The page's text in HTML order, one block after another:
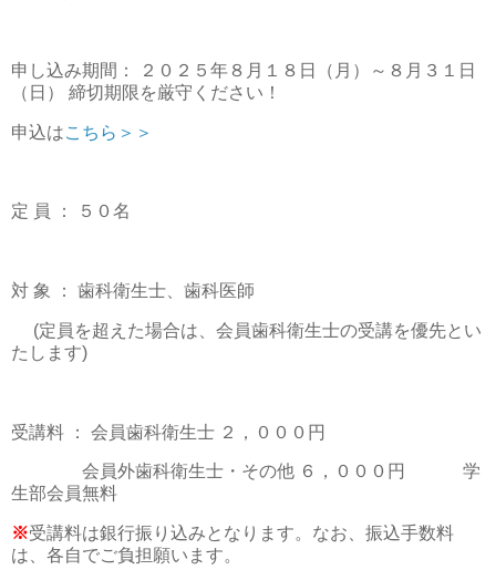
申し込み期間： ２０２５年８月１８日（月）～８月３１日
（日） 締切期限を厳守ください！
申込はこちら＞＞
定 員 ： ５０名
対 象 ： 歯科衛生士、歯科医師
(定員を超えた場合は、会員歯科衛生士の受講を優先とい
たします)
受講料 ： 会員歯科衛生士 ２，０００円
会員外歯科衛生士・その他 ６，０００円 学
生部会員無料
※受講料は銀行振り込みとなります。なお、振込手数料
は、各自でご負担願います。